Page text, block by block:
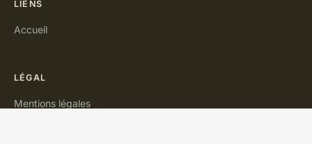
LIENS
Accueil
LÉGAL
Mentions légales